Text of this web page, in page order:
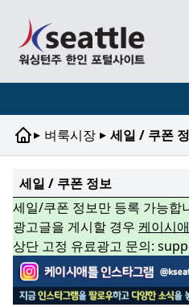
▸ 벼룩시장 ▸ 세일 / 쿠폰
세일 / 쿠폰 정보
세일/쿠폰 정보만 등록 가능합
광고글을 게시할 경우 케이시
상단 고정 유료광고 문의: